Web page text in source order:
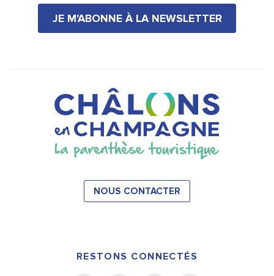
JE M'ABONNE À LA NEWSLETTER
NOUS CONTACTER
RESTONS CONNECTÉS